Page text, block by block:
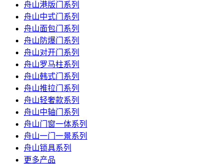
舟山港版门系列
舟山中式门系列
舟山面包门系列
舟山防爆门系列
舟山对开门系列
舟山罗马柱系列
舟山韩式门系列
舟山推拉门系列
舟山轻奢款系列
舟山中轴门系列
舟山门窗一体系列
舟山一门一景系列
舟山锁具系列
更多产品